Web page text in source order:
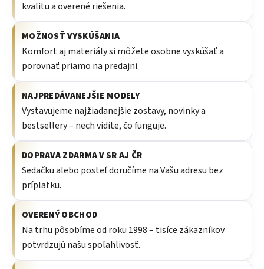
kvalitu a overené riešenia.
MOŽNOSŤ VYSKÚŠANIA
Komfort aj materiály si môžete osobne vyskúšať a
porovnať priamo na predajni.
NAJPREDÁVANEJŠIE MODELY
Vystavujeme najžiadanejšie zostavy, novinky a
bestsellery – nech vidíte, čo funguje.
DOPRAVA ZDARMA V SR AJ ČR
Sedačku alebo posteľ doručíme na Vašu adresu bez
príplatku.
OVERENÝ OBCHOD
Na trhu pôsobíme od roku 1998 – tisíce zákazníkov
potvrdzujú našu spoľahlivosť.